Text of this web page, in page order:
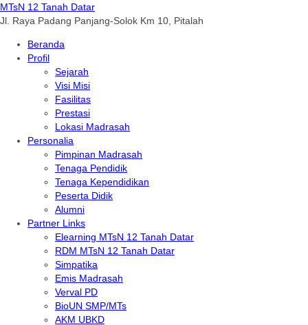
MTsN 12 Tanah Datar
Jl. Raya Padang Panjang-Solok Km 10, Pitalah
Beranda
Profil
Sejarah
Visi Misi
Fasilitas
Prestasi
Lokasi Madrasah
Personalia
Pimpinan Madrasah
Tenaga Pendidik
Tenaga Kependidikan
Peserta Didik
Alumni
Partner Links
Elearning MTsN 12 Tanah Datar
RDM MTsN 12 Tanah Datar
Simpatika
Emis Madrasah
Verval PD
BioUN SMP/MTs
AKM UBKD